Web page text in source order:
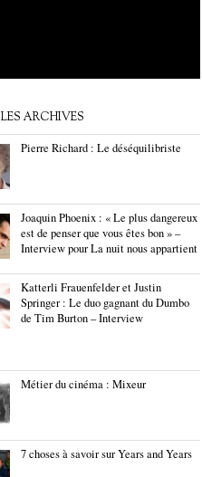
ARCHIVES
Pierre Richard : Le déséquilibriste
Joaquin Phoenix : « Le plus dangereux
est de penser que vous êtes bon » –
Interview pour La nuit nous appartient
Katterli Frauenfelder et Justin
Springer : Le duo gagnant du Dumbo
de Tim Burton – Interview
Métier du cinéma : Mixeur
7 choses à savoir sur Years and Years